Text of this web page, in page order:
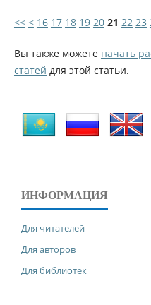
<< < 16 17 18 19 20 21 22 23
Вы также можете начать
статей для этой статьи.
ИНФОРМАЦИЯ
Для читателей
Для авторов
Для библиотек